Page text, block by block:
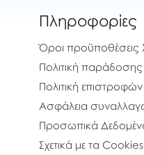
Πληροφορίες
Όροι προϋποθέσεις
Πολιτική
Πολιτική
Ασφάλεια
Προσωπικά
Σχετικά με τα Cookies